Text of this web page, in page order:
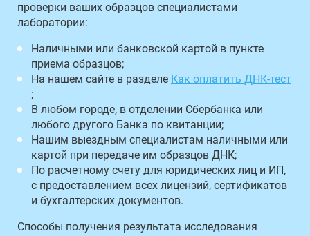
проверки ваших образцов специалистами
лаборатории:
Наличными или банковской картой в пункте
приема образцов;
На нашем сайте в разделе Как оплатить ДНК-тест
;
В любом городе, в отделении Сбербанка или
любого другого Банка по квитанции;
Нашим выездным специалистам наличными или
картой при передаче им образцов ДНК;
По расчетному счету для юридических лиц и ИП,
с предоставлением всех лицензий, сертификатов
и бухгалтерских документов.
Способы получения результата исследования